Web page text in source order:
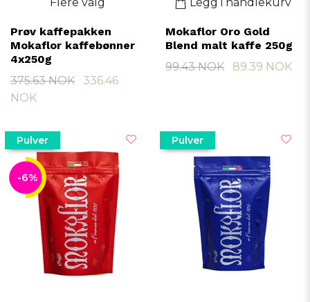
Prøv kaffepakken
Mokaflor kaffebønner
4x250g
375.63 NOK
336.46
NOK
Mokaflor Oro Gold
Blend malt kaffe 250g
99.43 NOK
89.39 NOK
Pulver
-6%
Pulver